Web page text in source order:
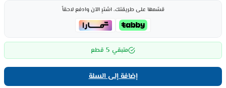
قسّمها على طريقتك، اشترِ الآن وادفع لاحقاً
متبقي 5 قطع
إضافة إلى السلة